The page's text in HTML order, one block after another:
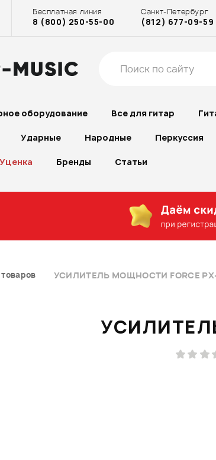
Бесплатная линия
8 (800) 250-55-00
Санкт-Петербург
(812) 677-09-59
оборудование Все для гитар
Ударные Народные Перкуссия
Уценка Бренды Статьи
УСИЛИТЕЛЬ МОЩНОСТИ FORCE